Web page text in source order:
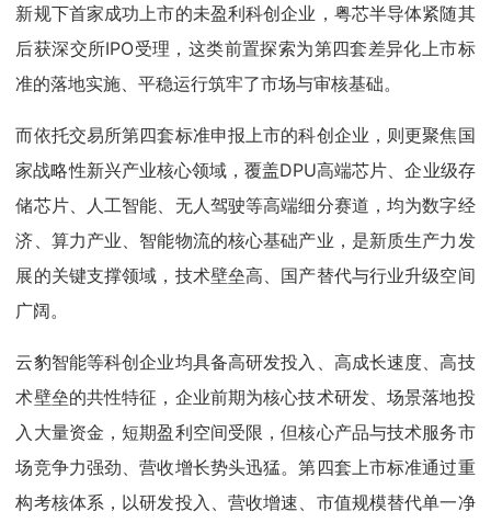
新规下首家成功上市的未盈利科创企业，粤芯半导体紧随其
后获深交所IPO受理，这类前置探索为第四套差异化上市标
准的落地实施、平稳运行筑牢了市场与审核基础。
而依托交易所第四套标准申报上市的科创企业，则更聚焦国
家战略性新兴产业核心领域，覆盖DPU高端芯片、企业级存
储芯片、人工智能、无人驾驶等高端细分赛道，均为数字经
济、算力产业、智能物流的核心基础产业，是新质生产力发
展的关键支撑领域，技术壁垒高、国产替代与行业升级空间
广阔。
云豹智能等科创企业均具备高研发投入、高成长速度、高技
术壁垒的共性特征，企业前期为核心技术研发、场景落地投
入大量资金，短期盈利空间受限，但核心产品与技术服务市
场竞争力强劲、营收增长势头迅猛。第四套上市标准通过重
构考核体系，以研发投入、营收增速、市值规模替代单一净